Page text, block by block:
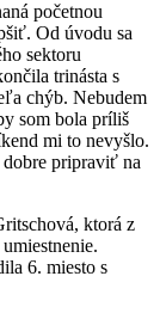
početnou
Od úvodu sa
sektoru
trinásta s
chýb. Nebudem
som bola príliš
mi to nevyšlo.
dobre pripraviť na
ktorá z
6. miesto s